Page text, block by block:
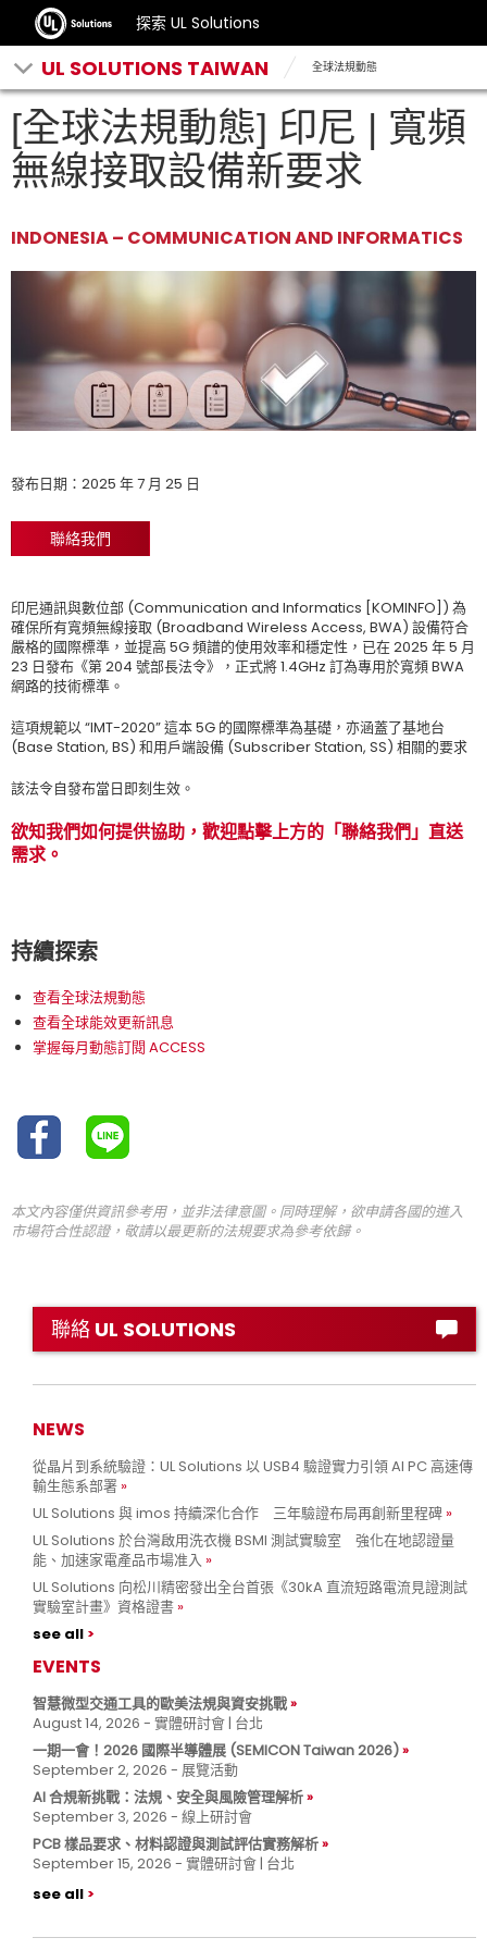
探索 UL Solutions
UL SOLUTIONS TAIWAN 全球法規動態
[全球法規動態] 印尼 | 寬頻
無線接取設備新要求
INDONESIA– COMMUNICATION AND INFORMATICS
發布日期：2025 年 7 月 25 日
聯絡我們
印尼通訊與數位部 (Communication and Informatics [KOMINFO]) 為
確保所有寬頻無線接取 (Broadband Wireless Access, BWA) 設備符合
嚴格的國際標準，並提高 5G 頻譜的使用效率和穩定性，已在 2025 年 5 月
23 日發布《第 204 號部長法令》，正式將 1.4GHz 訂為專用於寬頻 BWA
網路的技術標準。
這項規範以 “IMT-2020” 這本 5G 的國際標準為基礎，亦涵蓋了基地台
(Base Station, BS) 和用戶端設備 (Subscriber Station, SS) 相關的要求
該法令自發布當日即刻生效。
欲知我們如何提供協助，歡迎點擊上方的「聯絡我們」直送
需求。
持續探索
查看全球法規動態
查看全球能效更新訊息
掌握每月動態訂閱 ACCESS
本文內容僅供資訊參考用，並非法律意圖。同時理解，欲申請各國的進入
市場符合性認證，敬請以最更新的法規要求為參考依歸。
聯絡 UL SOLUTIONS
NEWS
從晶片到系統驗證：UL Solutions 以 USB4 驗證實力引領 AI PC 高速傳
輸生態系部署
UL Solutions 與 imos 持續深化合作 三年驗證布局再創新里程碑
UL Solutions 於台灣啟用洗衣機 BSMI 測試實驗室 強化在地認證量
能、加速家電產品市場准入
UL Solutions 向松川精密發出全台首張《30kA 直流短路電流見證測試
實驗室計畫》資格證書
see all
EVENTS
智慧微型交通工具的歐美法規與資安挑戰
August 14, 2026 - 實體研討會 | 台北
一期一會！2026 國際半導體展 (SEMICON Taiwan 2026)
September 2, 2026 - 展覽活動
AI 合規新挑戰：法規、安全與風險管理解析
September 3, 2026 - 線上研討會
PCB 樣品要求、材料認證與測試評估實務解析
September 15, 2026 - 實體研討會 | 台北
see all